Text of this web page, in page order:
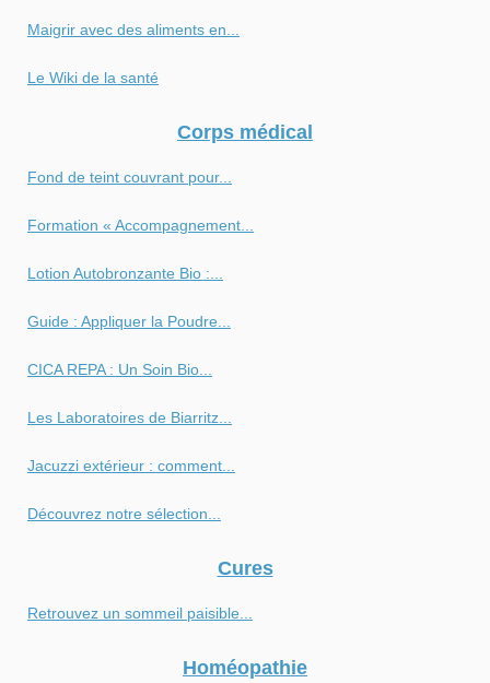
Maigrir avec des aliments en...
Le Wiki de la santé
Corps médical
Fond de teint couvrant pour...
Formation « Accompagnement...
Lotion Autobronzante Bio :...
Guide : Appliquer la Poudre...
CICA REPA : Un Soin Bio...
Les Laboratoires de Biarritz...
Jacuzzi extérieur : comment...
Découvrez notre sélection...
Cures
Retrouvez un sommeil paisible...
Homéopathie